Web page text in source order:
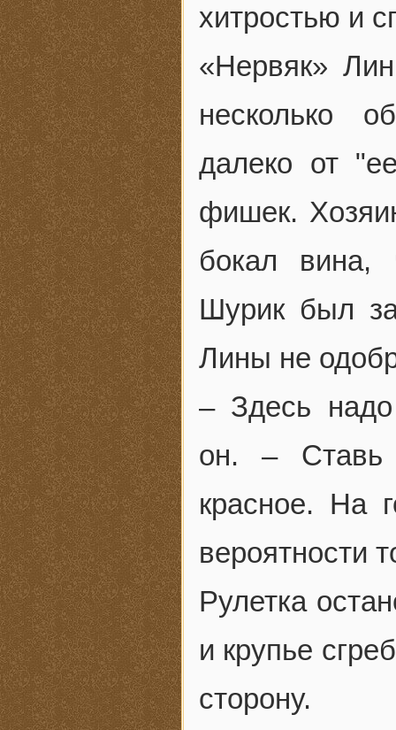
хитростью и
«Нервяк»
несколько
далеко от
фишек.
бокал вина,
Шурик был
Лины не
– Здесь
он. – Ставь
красное. На
вероятности
Рулетка
и крупье
сторону.